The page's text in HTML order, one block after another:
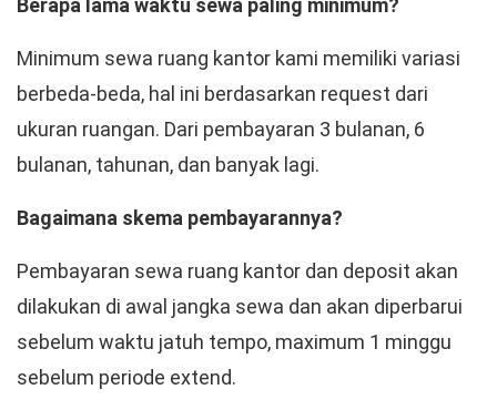
Minimum sewa ruang kantor kami memiliki variasi
berbeda-beda, hal ini berdasarkan request dari
ukuran ruangan. Dari pembayaran 3 bulanan, 6
bulanan, tahunan, dan banyak lagi.
Bagaimana skema pembayarannya?
Pembayaran sewa ruang kantor dan deposit akan
dilakukan di awal jangka sewa dan akan diperbarui
sebelum waktu jatuh tempo, maximum 1 minggu
sebelum periode extend.